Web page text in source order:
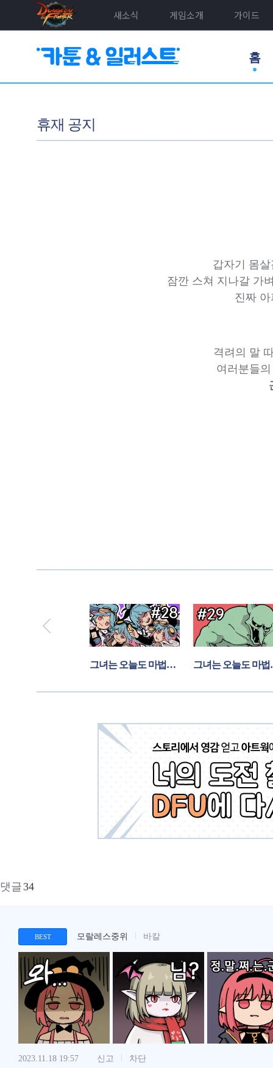
새소식 게임소개 가이드
홈
휴재 공지
갑자기 몸
잠깐 스쳐 지나갈 가
진짜
격려의 말
여러분들
그녀는 오늘도 마법의 주문을 외운다 28화 그녀는
댓글34
BEST 모랄레스중위 바칼
2023.11.18 19:57 신고 차단